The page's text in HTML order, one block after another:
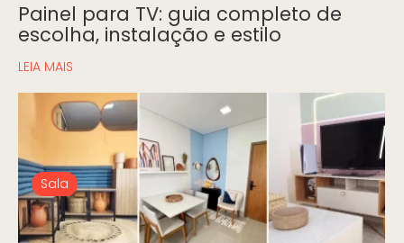
Painel para TV: guia completo de
escolha, instalação e estilo
LEIA MAIS
Sala